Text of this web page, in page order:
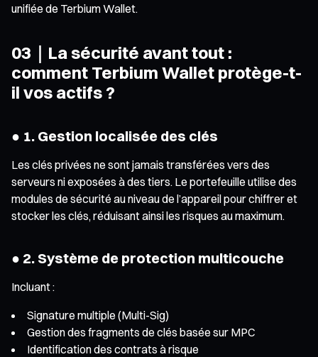
unifiée de Terbium Wallet.
03｜La sécurité avant tout :
comment Terbium Wallet protège-t-
il vos actifs ?
● 1. Gestion localisée des clés
Les clés privées ne sont jamais transférées vers des
serveurs ni exposées à des tiers. Le portefeuille utilise des
modules de sécurité au niveau de l’appareil pour chiffrer et
stocker les clés, réduisant ainsi les risques au maximum.
● 2. Système de protection multicouche
Incluant :
Signature multiple (Multi-Sig)
Gestion des fragments de clés basée sur MPC
Identification des contrats à risque